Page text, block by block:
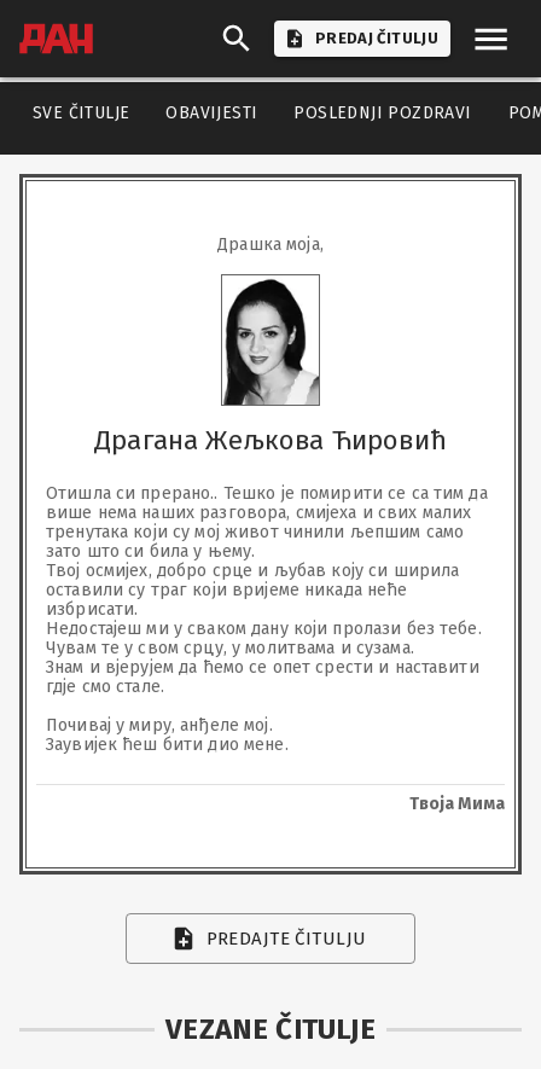
PREDAJ ČITULJU
SVE ČITULJE OBAVIJESTI POSLEDNJI POZDRAVI
Драшка моја,
Драгана Жељкова Ћировић
Отишла си прерано.. Тешко је помирити се са тим да
више нема наших разговора, смијеха и свих малих
тренутака који су мој живот чинили љепшим само
зато што си била у њему.
Твој осмијех, добро срце и љубав коју си ширила
оставили су траг који вријеме никада неће
избрисати.
Недостајеш ми у сваком дану који пролази без тебе.
Чувам те у свом срцу, у молитвама и сузама.
Знам и вјерујем да ћемо се опет срести и наставити
гд‌је смо стале.
Почивај у миру, анђеле мој.
Заувијек ћеш бити дио мене.
Твоја Мима
PREDAJTE ČITULJU
VEZANE ČITULJE